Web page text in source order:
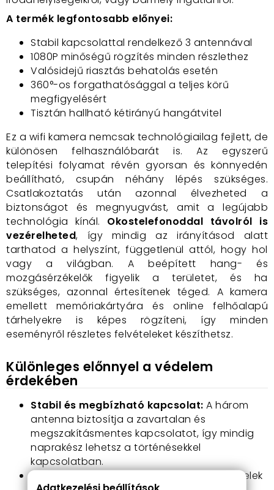
A termék legfontosabb előnyei:
Stabil kapcsolattal rendelkező 3 antennával
1080P minőségű rögzítés minden részlethez
Valósidejű riasztás behatolás esetén
360°-os forgathatósággal a teljes körű
megfigyelésért
Tisztán hallható kétirányú hangátvitel
Ez a wifi kamera nemcsak technológiailag fejlett, de
különösen felhasználóbarát is. Az egyszerű
telepítési folyamat révén gyorsan és könnyedén
beállítható, csupán néhány lépés szükséges.
Csatlakoztatás után azonnal élvezheted a
biztonságot és megnyugvást, amit a legújabb
technológia kínál. Okostelefonoddal távolról is
vezérelheted, így mindig az irányításod alatt
tarthatod a helyszínt, függetlenül attól, hogy hol
vagy a világban. A beépített hang- és
mozgásérzékelők figyelik a területet, és ha
szükséges, azonnal értesítenek téged. A kamera
emellett memóriakártyára és online felhőalapú
tárhelyekre is képes rögzíteni, így minden
eseményről részletes felvételeket készíthetsz.
Különleges előnnyel a védelem
érdekében
Stabil és megbízható kapcsolat: A három
antenna biztosítja a zavartalan és
megszakításmentes kapcsolatot, így mindig
naprakész lehetsz a történésekkel
kapcsolatban.
1080P felbontás:
A kiváló minőségű felvételek